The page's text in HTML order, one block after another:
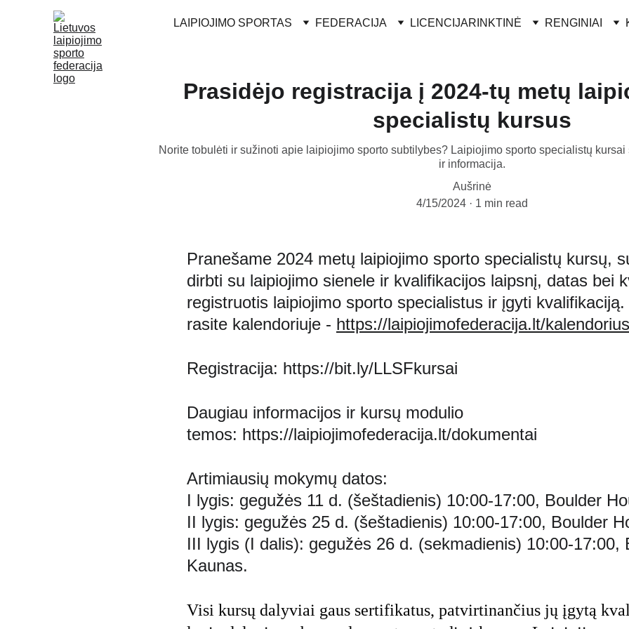
LAIPIOJIMO SPORTAS FEDERACIJA LICENCIJARINKTINĖ RENGINIAI
Prasidėjo registracija į 2024-tų metų
specialistų kursus
Norite tobulėti ir sužinoti apie laipiojimo sporto subtilybes? Laipiojimo sporto specialistų
ir informacija.
Aušrinė
4/15/2024
1 min read
Pranešame 2024 metų laipiojimo sporto specialistų kursų,
dirbti su laipiojimo sienele ir kvalifikacijos laipsnį, datas bei
registruotis laipiojimo sporto specialistus ir įgyti
rasite kalendoriuje - https://laipiojimofederacija.lt/kalendorius
Registracija: https://bit.ly/LLSFkursai
Daugiau informacijos ir kursų modulio
temos: https://laipiojimofederacija.lt/dokumentai
Artimiausių mokymų datos:
I lygis: gegužės 11 d. (šeštadienis) 10:00-17:00, Boulder
II lygis: gegužės 25 d. (šeštadienis) 10:00-17:00, Boulder
III lygis (I dalis): gegužės 26 d. (sekmadienis) 10:00-
Kaunas.
Visi kursų dalyviai gaus sertifikatus, patvirtinančius jų įgytą